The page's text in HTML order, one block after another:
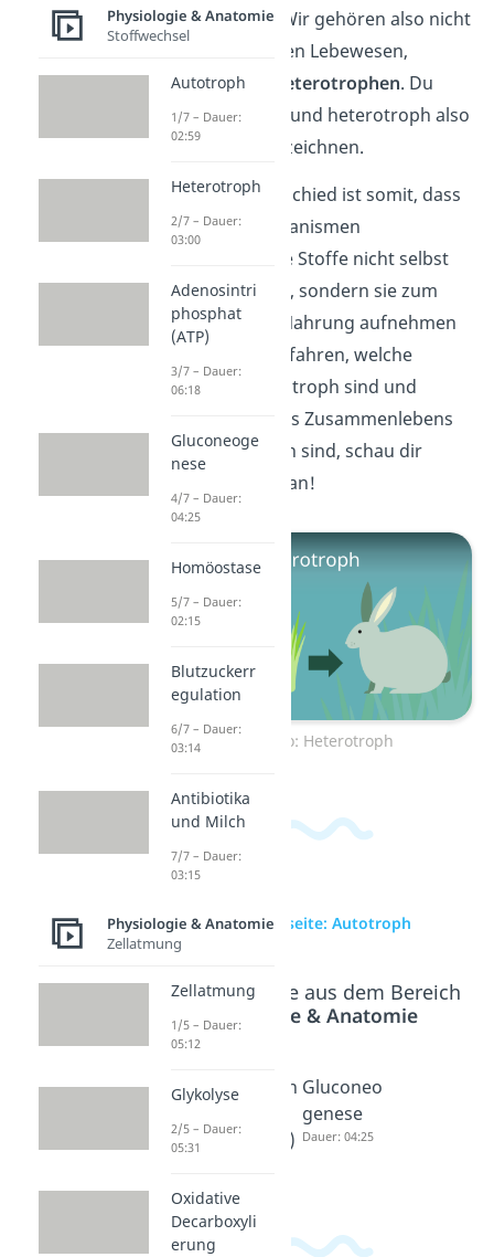
Nahrung zu uns. Wir gehören also nicht
zu den autotrophen Lebewesen,
sondern zu den
heterotrophen. Du
kannst autotroph und heterotroph also
Gegenteile
bezeichnen.
Der größte Unterschied ist somit, dass
heterotrophe Organismen
bensnotwendige Stoffe nicht selbst
herstellen können, sondern sie zum
Beispiel über die Nahrung aufnehmen
müssen. Um zu erfahren, welche
Lebewesen heterotroph sind und
welche Formen des Zusammenlebens
daraus entstanden sind, schau dir
unser Video dazu an!
Zum Video: Heterotroph
zur Videoseite: Autotroph
Beliebte Inhalte aus dem Bereich
Physiologie & Anatomie
Heterotr
Dauer: 03:00
Adenosin
hat (ATP)
Gluconeo
genese
Dauer: 04:25
Physiologie & Anatomie
Stoffwechsel
Autotroph
1/7 – Dauer:
02:59
Heterotroph
2/7 – Dauer:
03:00
Adenosintri
phosphat
(ATP)
3/7 – Dauer:
06:18
Gluconeoge
nese
4/7 – Dauer:
04:25
Homöostase
5/7 – Dauer:
02:15
Blutzuckerr
egulation
6/7 – Dauer:
03:14
Antibiotika
und Milch
7/7 – Dauer:
03:15
Physiologie & Anatomie
Zellatmung
Zellatmung
1/5 – Dauer:
05:12
Glykolyse
2/5 – Dauer:
05:31
Oxidative
Decarboxyli
erung